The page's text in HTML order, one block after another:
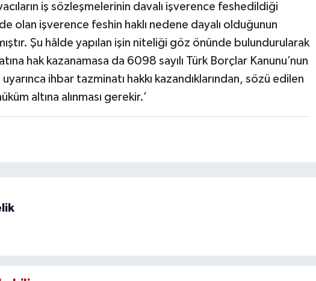
iş sözleşmelerinin davalı işverence feshedildiği
olan işverence feshin haklı nedene dayalı olduğunun
Şu hâlde yapılan işin niteliği göz önünde bulundurularak
hak kazanamasa da 6098 sayılı Türk Borçlar Kanunu’nun
ihbar tazminatı hakkı kazandıklarından, sözü edilen
altına alınması gerekir.’